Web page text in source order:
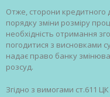
Отже, сторони кредитного
порядку зміни розміру
необхідність отримання
погодитися з висновками
надає право банку
розсуд.
Згідно з вимогами ст.611